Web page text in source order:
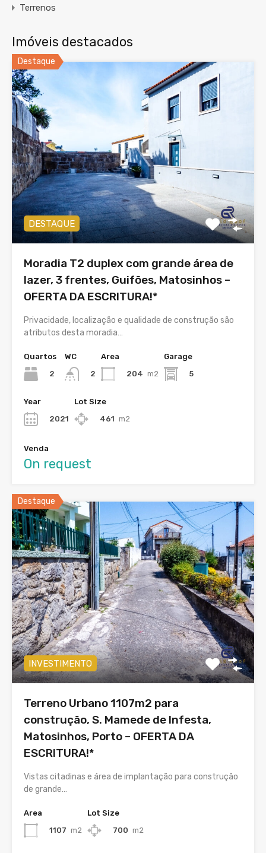
Terrenos
Imóveis destacados
Destaque
DESTAQUE
Moradia T2 duplex com grande área de
lazer, 3 frentes, Guifões, Matosinhos –
OFERTA DA ESCRITURA!*
Privacidade, localização e qualidade de construção são
atributos desta moradia…
Quartos
2
WC
2
Area
204 m2
Garage
5
Year
2021
Lot Size
461 m2
Venda
On request
Destaque
INVESTIMENTO
Terreno Urbano 1107m2 para
construção, S. Mamede de Infesta,
Matosinhos, Porto – OFERTA DA
ESCRITURA!*
Vistas citadinas e área de implantação para construção
de grande…
Area
1107 m2
Lot Size
700 m2